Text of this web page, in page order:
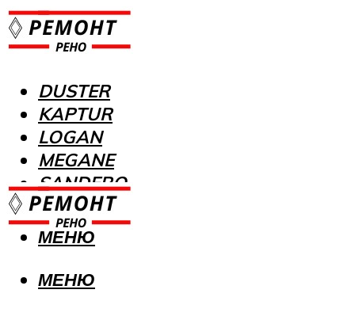
DUSTER
KAPTUR
LOGAN
MEGANE
SANDERO
МЕНЮ
МЕНЮ